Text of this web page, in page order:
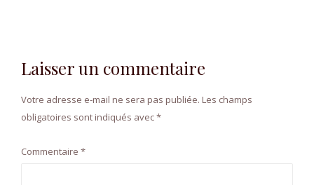
Laisser un commentaire
Votre adresse e-mail ne sera pas publiée. Les champs
obligatoires sont indiqués avec*
Commentaire *